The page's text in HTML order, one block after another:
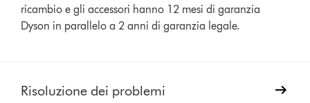
ricambio e gli accessori hanno 12 mesi di garanzia
Dyson in parallelo a 2 anni di garanzia legale.
Risoluzione dei problemi